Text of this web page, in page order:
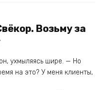
Возьму за
ухмыляясь шире. — Но
на это? У меня клиенты,